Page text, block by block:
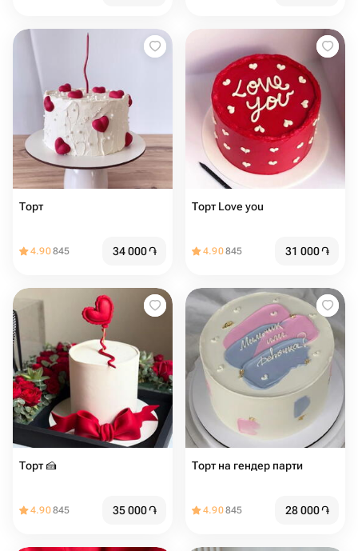
Торт ️️️️
4.90845 34 000֏
Торт Love you
4.90845 31 000֏
Торт 🍰
4.90845 35 000֏
Торт на гендер парти
4.90845 28 000֏